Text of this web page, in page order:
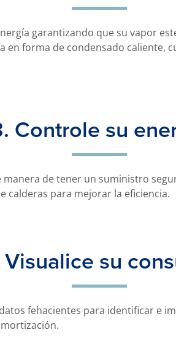
garantizando que su vapor
forma de condensado caliente,
Controle su
de tener un suministro
calderas para mejorar la eficiencia.
su
fehacientes para identificar e